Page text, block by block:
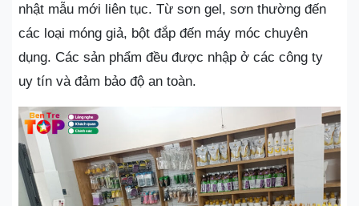
nhật mẫu mới liên tục. Từ sơn gel, sơn thường đến
các loại móng giả, bột đắp đến máy móc chuyên
dụng. Các sản phẩm đều được nhập ở các công ty
uy tín và đảm bảo độ an toàn.